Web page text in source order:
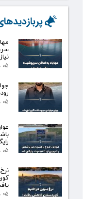
۰۵ مرداد ۰۵
۰۵ مرداد ۰۵
۰۵ مرداد ۰۵
۰۵ مرداد ۰۵